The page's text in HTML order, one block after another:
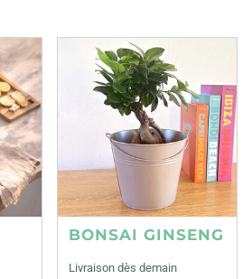
BONSAI GINSENG
Livraison dès demain